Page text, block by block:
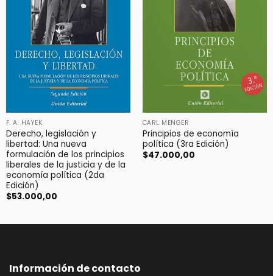
F. A. HAYEK
Derecho, legislación y
libertad: Una nueva
formulación de los principios
liberales de la justicia y de la
economía política (2da
Edición)
$53.000,00
CARL MENGER
Principios de economía
política (3ra Edición)
$47.000,00
Información de contacto